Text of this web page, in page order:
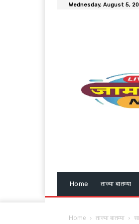
Wednesday, August 5,
Home ताज्या बातम्या
Home ताज्या बातम्या